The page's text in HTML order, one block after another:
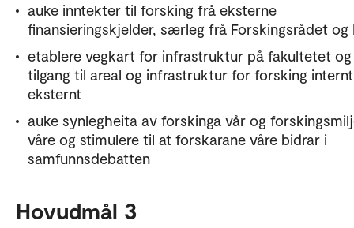
auke inntekter til forsking frå eksterne
finansieringskjelder, særleg frå Forskingsrådet og
etablere vegkart for infrastruktur på fakultetet og
tilgang til areal og infrastruktur for forsking
eksternt
auke synlegheita av forskinga vår og
våre og stimulere til at forskarane våre bidrar i
samfunnsdebatten
Hovudmål 3